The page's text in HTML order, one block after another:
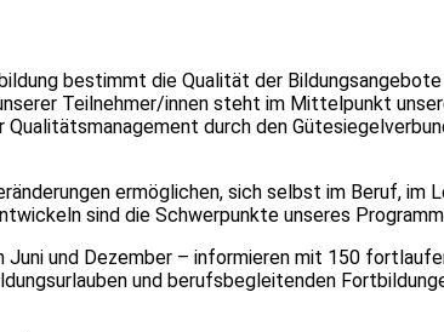
bestimmt die Qualität der
Teilnehmer/innen steht im Mittelpunkt
durch den
ermöglichen, sich selbst im Beruf, im
sind die Schwerpunkte unseres
Juni und Dezember – informieren mit 150
und berufsbegleitenden